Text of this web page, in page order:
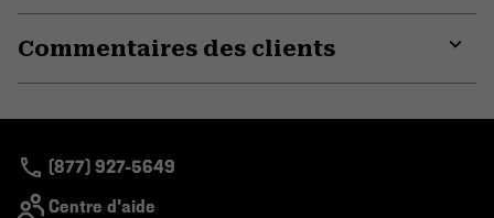
or
Commentaires des clients
or
(877) 927-5649
Centre d'aide